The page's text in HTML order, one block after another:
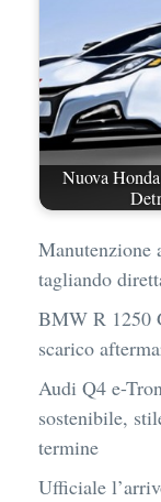
Nuova
Manutenzione
tagliando
BMW R 1250
scarico
Audi Q4 e-
sostenibile,
termine
Ufficiale